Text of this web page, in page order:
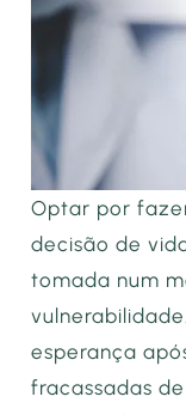
Optar por
decisão de
tomada num
esperança
fracassadas